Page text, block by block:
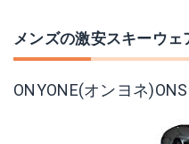
メンズの激安スキーウ
ONYONE(オンヨネ